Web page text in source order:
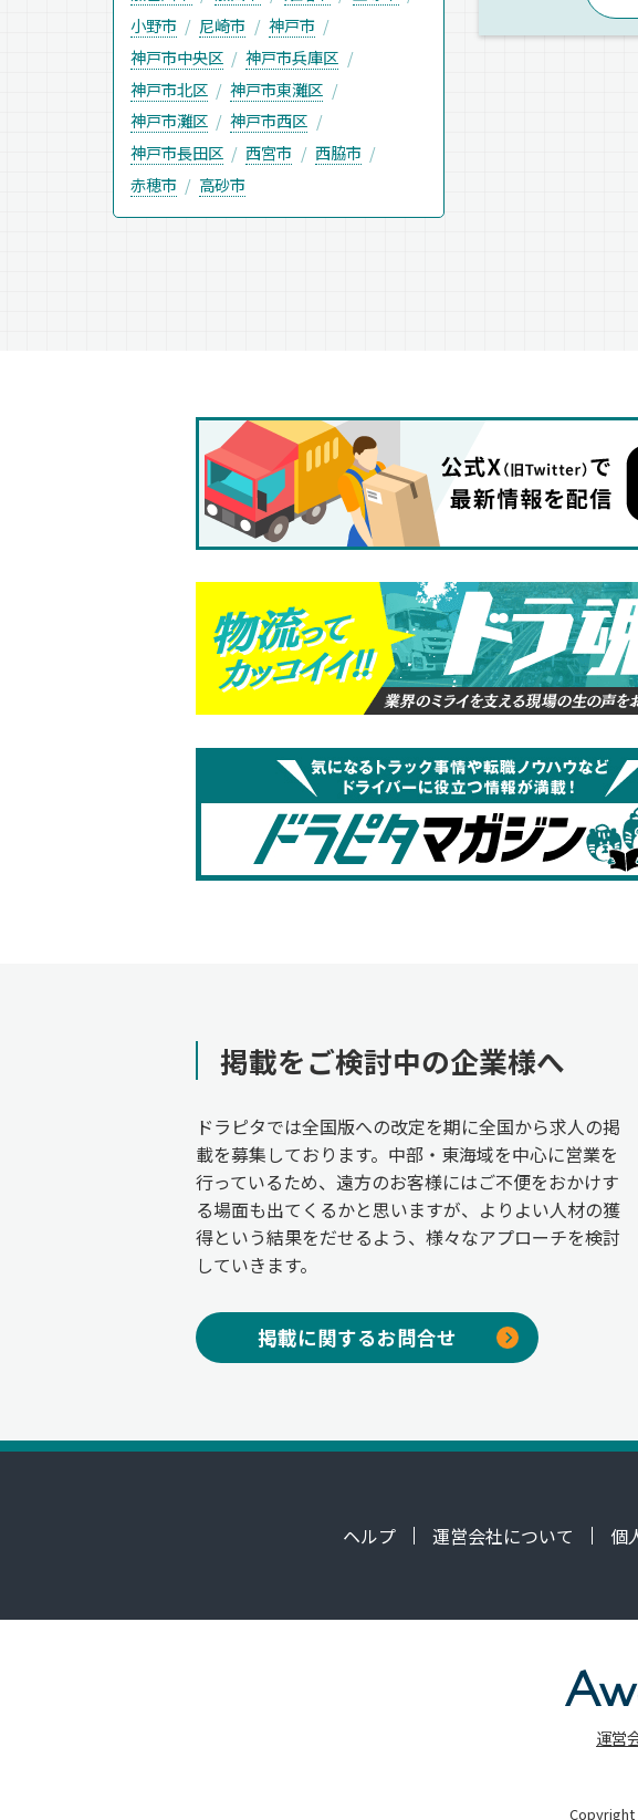
小野市
尼崎市
神戸市
神戸市中央区
神戸市兵庫区
神戸市北区
神戸市東灘区
神戸市灘区
神戸市西区
神戸市長田区
西宮市
西脇市
赤穂市
高砂市
掲載をご検討中の企業様へ
ドラピタでは全国版への改定を期に全国から求人の掲
載を募集しております。中部・東海域を中心に営業を
行っているため、遠方のお客様にはご不便をおかけす
る場面も出てくるかと思いますが、よりよい人材の獲
得という結果をだせるよう、様々なアプローチを検討
していきます。
掲載に関するお問合せ
ヘルプ 運営会社について 個
運営